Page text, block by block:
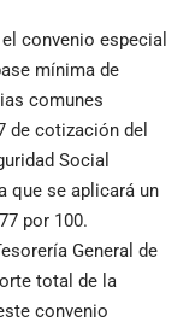
convenio especial
mínima de
comunes
de cotización del
Social
que se aplicará un
por 100.
General de
total de la
convenio